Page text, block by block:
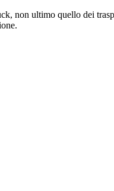
non ultimo quello dei